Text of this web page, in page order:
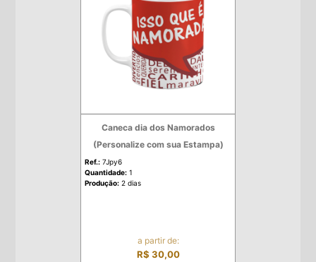
Caneca dia dos Namorados
(Personalize com sua Estampa)
Ref.: 7Jpy6
Quantidade: 1
Produção: 2 dias
a partir de:
R$ 30,00